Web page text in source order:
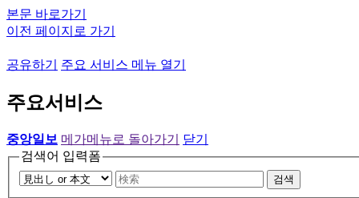
본문 바로가기
이전 페이지로 가기
공유하기 주요 서비스 메뉴 열기
주요서비스
중앙일보 메가메뉴로 돌아가기
닫기
검색어 입력폼
검색